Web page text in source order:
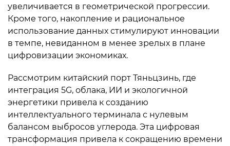
увеличивается в геометрической прогрессии.
Кроме того, накопление и рациональное
использование данных стимулируют инновации
в темпе, невиданном в менее зрелых в плане
цифровизации экономиках.
Рассмотрим китайский порт Тяньцзинь, где
интеграция 5G, облака, ИИ и экологичной
энергетики привела к созданию
интеллектуального терминала с нулевым
балансом выбросов углерода. Эта цифровая
трансформация привела к сокращению времени